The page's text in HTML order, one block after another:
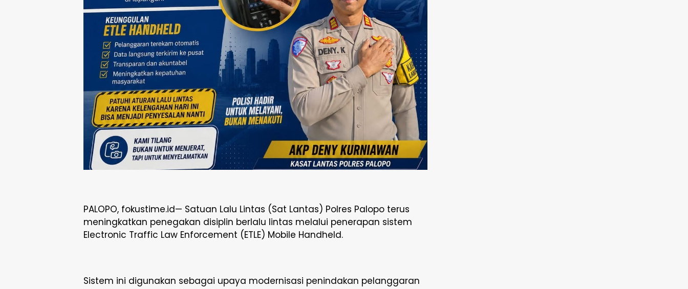
PALOPO, fokustime.id— Satuan Lalu Lintas (Sat Lantas) Polres Palopo terus
meningkatkan penegakan disiplin berlalu lintas melalui penerapan sistem
Electronic Traffic Law Enforcement (ETLE) Mobile Handheld.
Sistem ini digunakan sebagai upaya modernisasi penindakan pelanggaran